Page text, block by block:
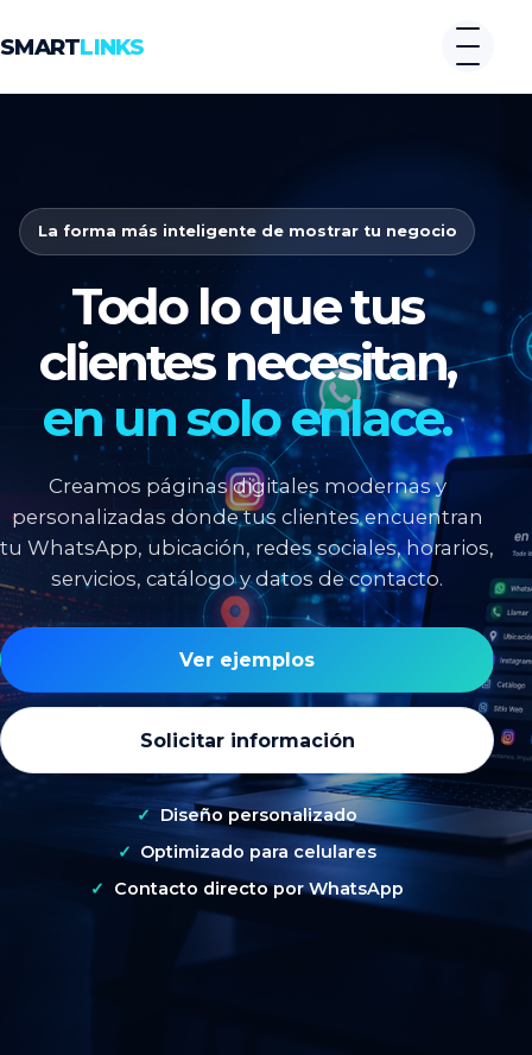
SMARTLINKS
La forma más inteligente de mostrar tu negocio
Todo lo que tus
clientes necesitan,
en un solo enlace.
Creamos páginas digitales modernas y
personalizadas donde tus clientes encuentran
tu WhatsApp, ubicación, redes sociales, horarios,
servicios, catálogo y datos de contacto.
Ver ejemplos
Solicitar información
Diseño personalizado
Optimizado para celulares
Contacto directo por WhatsApp